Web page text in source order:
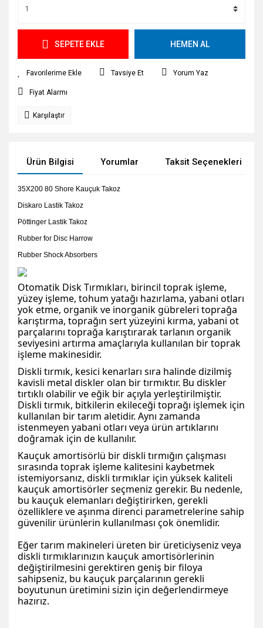
SEPETE EKLE HEMEN AL
Tavsiye Et Yorum Yaz
Fiyat Alarmı
Karşılaştır
Ürün Bilgisi Yorumlar Taksit Seçenekleri
35X200 80 Shore Kauçuk Takoz
Diskaro Lastik Takoz
Pöttinger Lastik Takoz
Rubber for Disc Harrow
Rubber Shock Absorbers
Otomatik Disk Tırmıkları, birincil toprak işleme,
yüzey işleme, tohum yatağı hazırlama, yabani otları
yok etme, organik ve inorganik gübreleri toprağa
karıştırma, toprağın sert yüzeyini kırma, yabani ot
parçalarını toprağa karıştırarak tarlanın organik
seviyesini artırma amaçlarıyla kullanılan bir toprak
işleme makinesidir.
Diskli tırmık, kesici kenarları sıra halinde dizilmiş
kavisli metal diskler olan bir tırmıktır. Bu diskler
tırtıklı olabilir ve eğik bir açıyla yerleştirilmiştir.
Diskli tırmık, bitkilerin ekileceği toprağı işlemek için
kullanılan bir tarım aletidir. Aynı zamanda
istenmeyen yabani otları veya ürün artıklarını
doğramak için de kullanılır.
Kauçuk amortisörlü bir diskli tırmığın çalışması
sırasında toprak işleme kalitesini kaybetmek
istemiyorsanız, diskli tırmıklar için yüksek kaliteli
kauçuk amortisörler seçmeniz gerekir. Bu nedenle,
bu kauçuk elemanları değiştirirken, gerekli
özelliklere ve aşınma direnci parametrelerine sahip
güvenilir ürünlerin kullanılması çok önemlidir.
Eğer tarım makineleri üreten bir üreticiyseniz veya
diskli tırmıklarınızın kauçuk amortisörlerinin
değiştirilmesini gerektiren geniş bir filoya
sahipseniz, bu kauçuk parçalarının gerekli
boyutunun üretimini sizin için değerlendirmeye
hazırız.